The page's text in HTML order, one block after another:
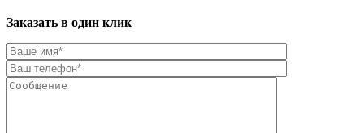
Заказать в один клик